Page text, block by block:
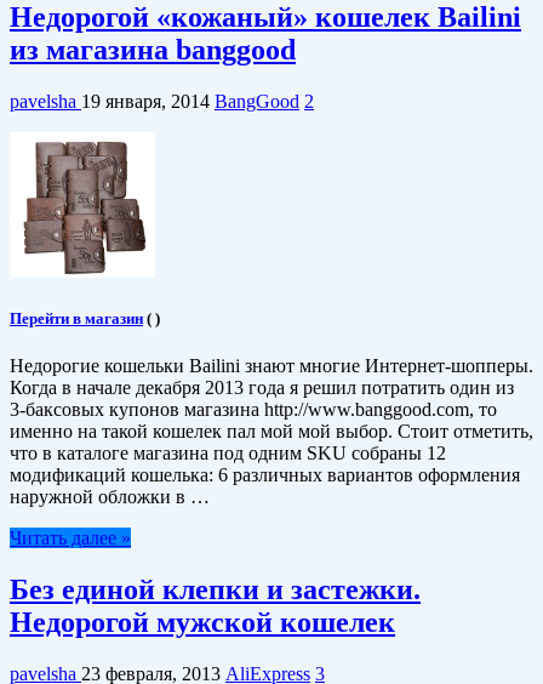
Недорогой «кожаный» кошелек Bailini
из магазина banggood
pavelsha 19 января, 2014 BangGood 2
Перейти в магазин ( )
Недорогие кошельки Bailini знают многие Интернет-шопперы.
Когда в начале декабря 2013 года я решил потратить один из
3-баксовых купонов магазина http://www.banggood.com, то
именно на такой кошелек пал мой мой выбор. Стоит отметить,
что в каталоге магазина под одним SKU собраны 12
модификаций кошелька: 6 различных вариантов оформления
наружной обложки в …
Читать далее »
Без единой клепки и застежки.
Недорогой мужской кошелек
pavelsha 23 февраля, 2013 AliExpress 3